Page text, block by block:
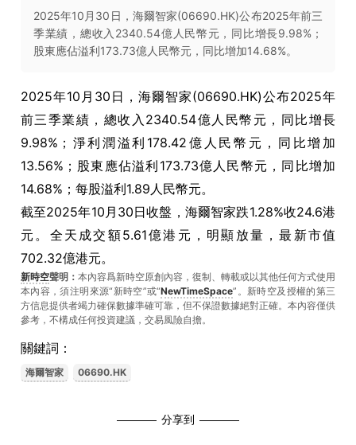
2025年10月30日，海爾智家(06690.HK)公布2025年前三
季業績，總收入2340.54億人民幣元，同比增長9.98%；
股東應佔溢利173.73億人民幣元，同比增加14.68%。
2025年10月30日，海爾智家(06690.HK)公布2025年
前三季業績，總收入2340.54億人民幣元，同比增長
9.98%；淨利潤溢利178.42億人民幣元，同比增加
13.56%；股東應佔溢利173.73億人民幣元，同比增加
14.68%；每股溢利1.89人民幣元。
截至2025年10月30日收盤，海爾智家跌1.28%收24.6港
元。全天成交額5.61億港元，明顯放量，最新市值
702.32億港元。
新時空聲明： 本內容爲新時空原創內容，復制、轉載或以其他任何方式使用
本內容，須注明來源“新時空”或“NewTimeSpace”。新時空及授權的第三
方信息提供者竭力確保數據準確可靠，但不保證數據絕對正確。本內容僅供
參考，不構成任何投資建議，交易風險自擔。
關鍵詞：
海爾智家 06690.HK
分享到